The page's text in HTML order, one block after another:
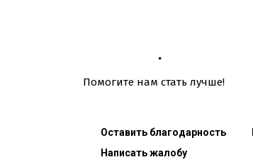
Помогите нам стать лучше!
Оставить благодарность
Написать жалобу